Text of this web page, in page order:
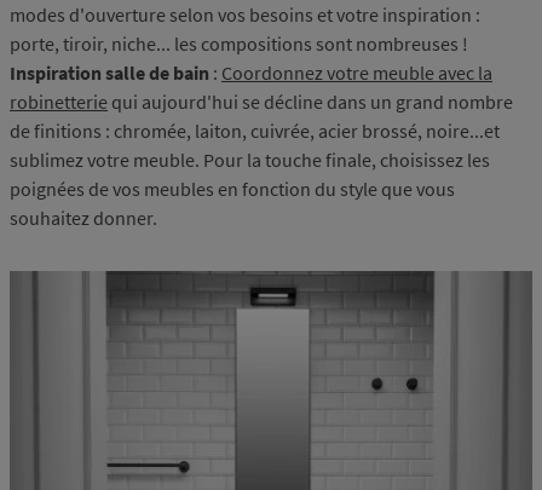
modes d'ouverture selon vos besoins et votre inspiration :
porte, tiroir, niche... les compositions sont nombreuses !
Inspiration salle de bain : Coordonnez votre meuble avec la
robinetterie qui aujourd'hui se décline dans un grand nombre
de finitions : chromée, laiton, cuivrée, acier brossé, noire...et
sublimez votre meuble. Pour la touche finale, choisissez les
poignées de vos meubles en fonction du style que vous
souhaitez donner.